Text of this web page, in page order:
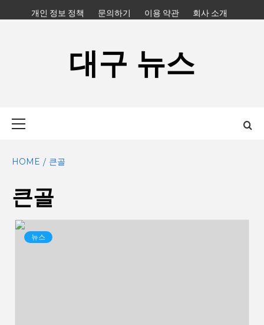
to
개인 정보 정책 문의하기 이용 약관 회사 소개
대구 뉴스
HOME 큰골
큰골
뉴스